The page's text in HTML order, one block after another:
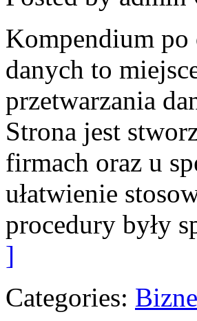
Kompendium
danych to
przetwarzania
Strona jest
firmach oraz u
ułatwienie
procedury były
]
Categories: